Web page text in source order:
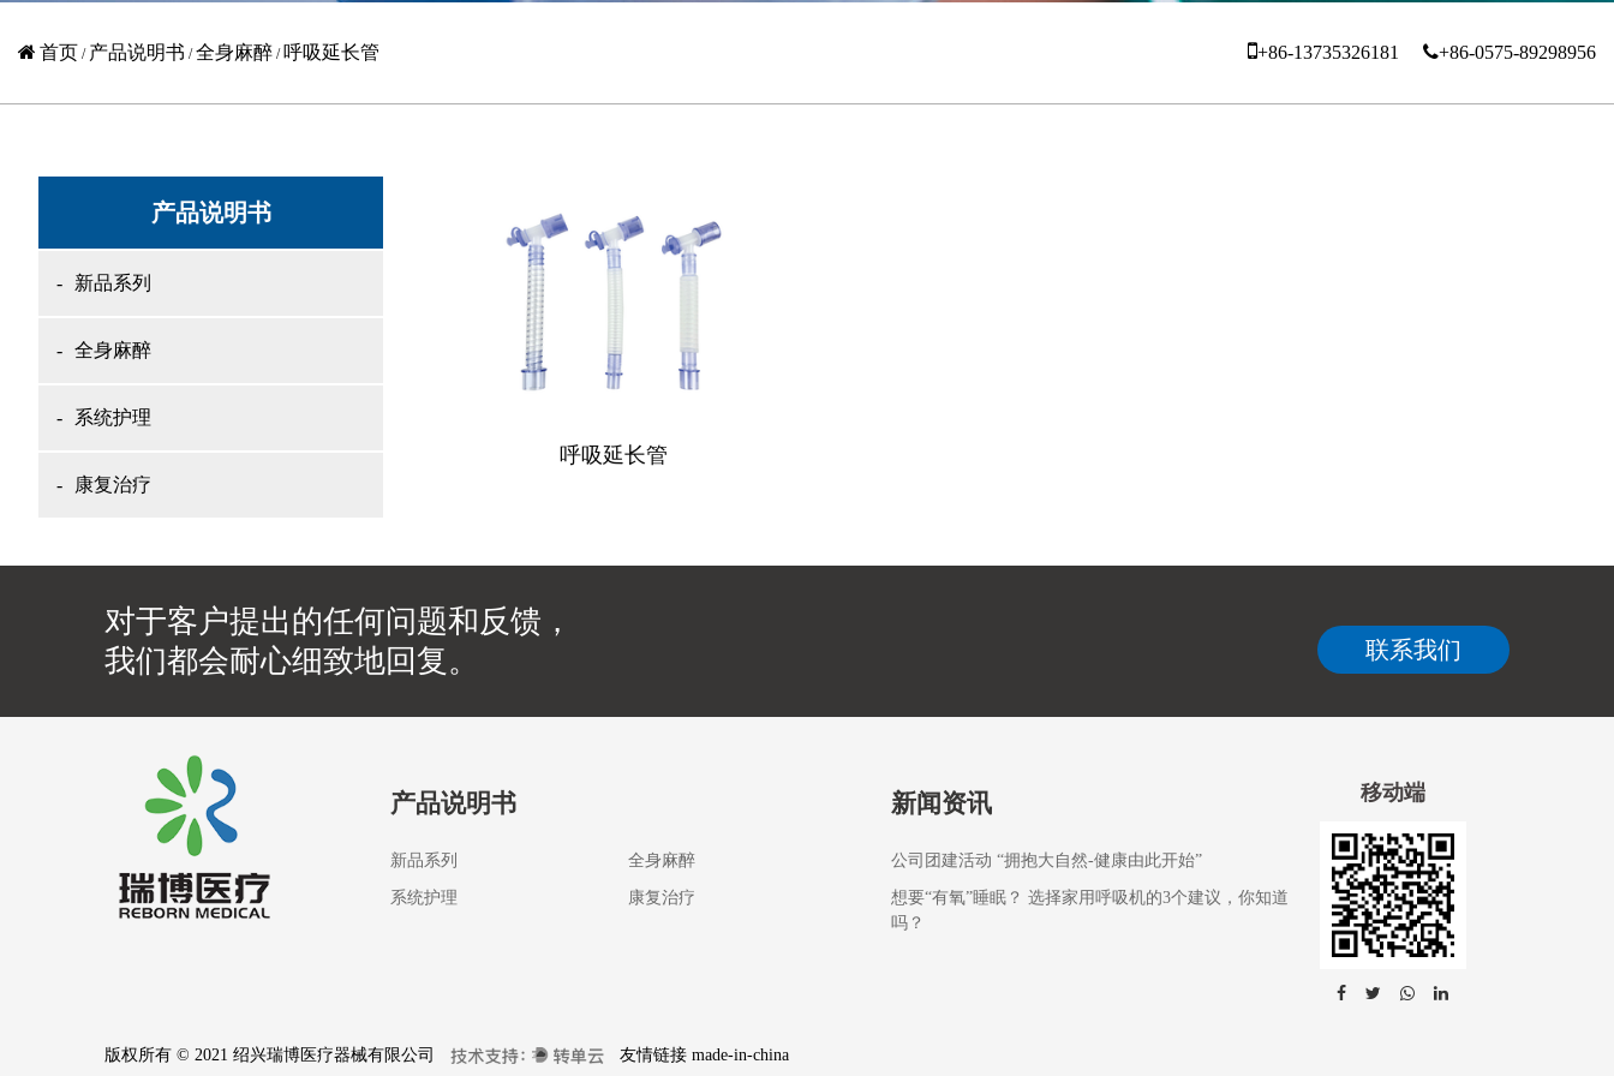
首页 / 产品说明书 /全身麻醉 / 呼吸延长管 +86-13735326181 +86-0575-89298956
产品说明书
新品系列
全身麻醉
系统护理
康复治疗
呼吸延长管
对于客户提出的任何问题和反馈，
我们都会耐心细致地回复。
联系我们
产品说明书
新品系列 全身麻醉
系统护理 康复治疗
新闻资讯
公司团建活动 “拥抱大自然-健康由此开始”
想要“有氧”睡眠？ 选择家用呼吸机的3个建议，你知道
吗？
移动端
版权所有 © 2021 绍兴瑞博医疗器械有限公司 友情链接 made-in-china